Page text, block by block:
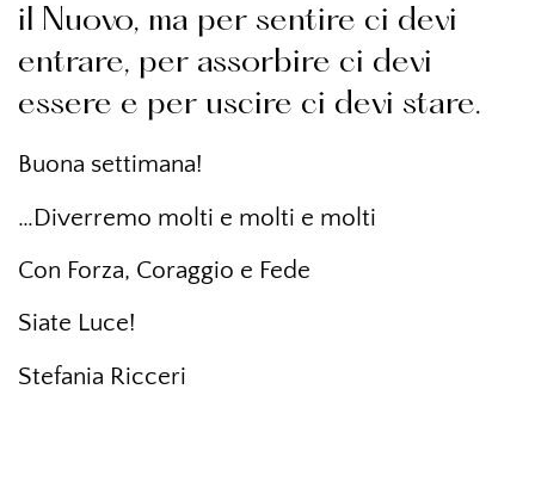
il Nuovo, ma per sentire ci devi
entrare, per assorbire ci devi
essere e per uscire ci devi stare.
Buona settimana!
…Diverremo molti e molti e molti
Con Forza, Coraggio e Fede
Siate Luce!
Stefania Ricceri